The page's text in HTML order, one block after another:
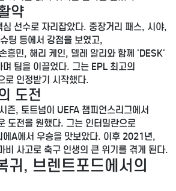
약
심 선수로 자리잡았다. 중장거리 패스, 시야,
팅 등에서 강점을 보였고,
흥민, 해리 케인, 델레 알리와 함께 'DESK'
팀을 이끌었다. 그는 EPL 최고의
로 인정받기 시작했다.
도전
, 토트넘이 UEFA 챔피언스리그에서
도전을 원했다. 그는 인터밀란으로
에A에서 우승을 맛보았다. 이후 2021년,
비 사고로 축구 인생의 큰 위기를 겪게 된다.
귀, 브렌트포드에서의